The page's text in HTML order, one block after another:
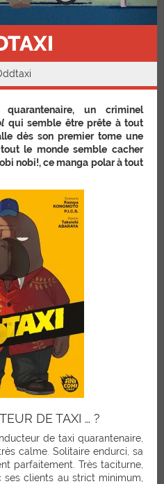
un criminel
qui semble être prête à tout
dès son premier tome une
le monde semble cacher
nobi!, ce manga polar à tout
DE TAXI … ?
de taxi quarantenaire,
calme. Solitaire endurci, sa
parfaitement. Très taciturne,
clients au strict minimum,